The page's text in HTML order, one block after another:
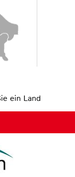
ein Land